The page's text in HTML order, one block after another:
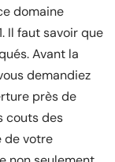
domaine
Il faut savoir que
Avant la
demandiez
près de
couts des
de votre